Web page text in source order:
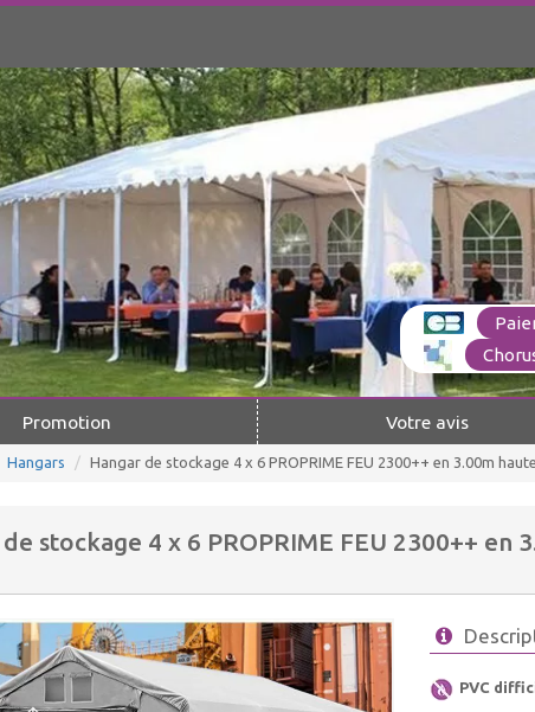
Promotion Votre avis
Hangars Hangar de stockage 4 x 6 PROPRIME FEU 2300++ en 3.00m
stockage 4 x 6 PROPRIME FEU 2300++ en
PVC